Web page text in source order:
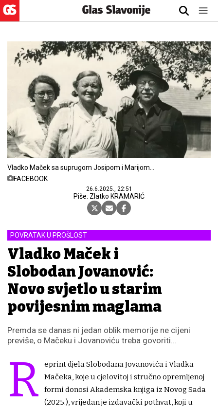
Vladko Maček sa suprugom Josipom i Marijom
Radić u Kupincu 1938. godine
FACEBOOK
26.6.2025., 22:51
Piše: Zlatko KRAMARIĆ
POVRATAK U PROŠLOST
Vladko Maček i
Slobodan Jovanović:
Novo svjetlo u starim
povijesnim maglama
Premda se danas ni jedan oblik memorije ne cijeni
previše, o Mačeku i Jovanoviću treba govoriti...
R
eprint djela Slobodana Jovanovića i Vladka
Mačeka, koje u cjelovitoj i stručno opremljenoj
formi donosi Akademska knjiga iz Novog Sada
(2025.), vrijedan je izdavački pothvat, koji u